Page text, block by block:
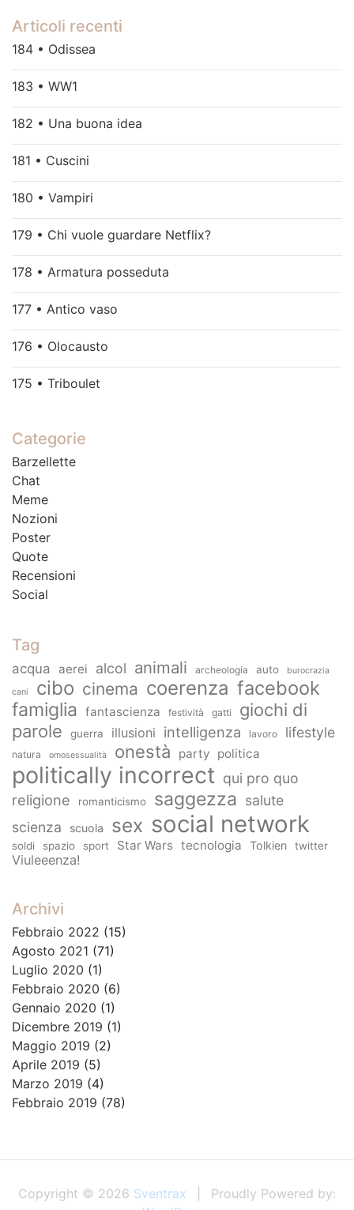
Articoli recenti
184 • Odissea
183 • WW1
182 • Una buona idea
181 • Cuscini
180 • Vampiri
179 • Chi vuole guardare Netflix?
178 • Armatura posseduta
177 • Antico vaso
176 • Olocausto
175 • Triboulet
Categorie
Barzellette
Chat
Meme
Nozioni
Poster
Quote
Recensioni
Social
Tag
acqua aerei alcol animali archeologia auto burocrazia
cani cibo cinema coerenza facebook
famiglia fantascienza festività gatti
giochi di
parole
guerra illusioni intelligenza lavoro lifestyle
natura omosessualità onestà party politica
politically incorrect qui pro quo
religione romanticismo saggezza salute
scienza
scuola sex social network
soldi spazio sport Star Wars tecnologia Tolkien twitter
Viuleeenza!
Archivi
Febbraio 2022 (15)
Agosto 2021 (71)
Luglio 2020 (1)
Febbraio 2020 (6)
Gennaio 2020 (1)
Dicembre 2019 (1)
Maggio 2019 (2)
Aprile 2019 (5)
Marzo 2019 (4)
Febbraio 2019 (78)
Copyright © 2026 Sventrax
Proudly Powered by: